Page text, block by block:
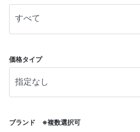
価格タイプ
ブランド ※複数選択可